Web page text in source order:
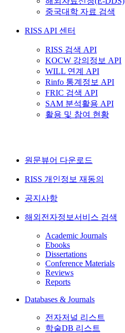
중국대학 자료 검색
RISS API 센터
RISS 검색 API
KOCW 강의정보 API
WILL 연계 API
Rinfo 통계정보 API
FRIC 검색 API
SAM 분석활용 API
활용 및 참여 현황
원문뷰어 다운로드
RISS 개인정보 재동의
공지사항
해외전자정보서비스 검색
Academic Journals
Ebooks
Dissertations
Conference Materials
Reviews
Reports
Databases & Journals
전자저널 리스트
학술DB 리스트